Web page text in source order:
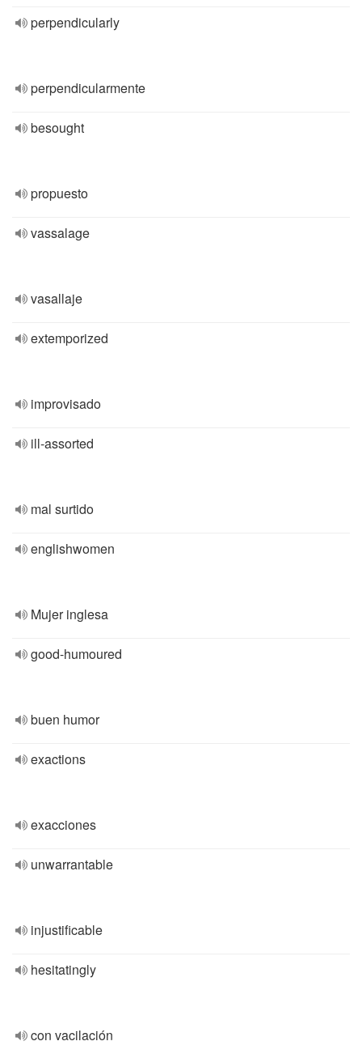
perpendicularly
perpendicularmente
besought
propuesto
vassalage
vasallaje
extemporized
improvisado
ill-assorted
mal surtido
englishwomen
Mujer inglesa
good-humoured
buen humor
exactions
exacciones
unwarrantable
injustificable
hesitatingly
con vacilación